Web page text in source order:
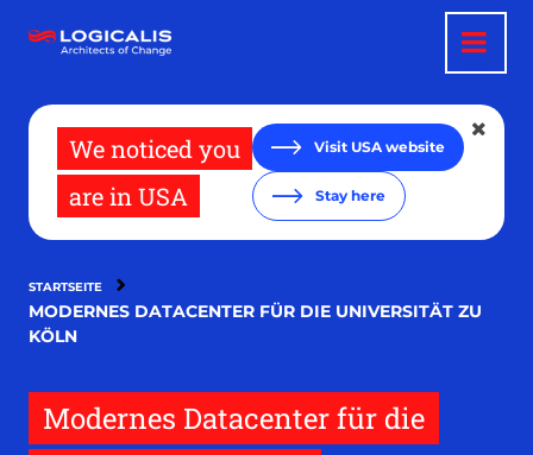
zum
Inhalt
We noticed you
are in USA
Visit USA website
Stay here
STARTSEITE
MODERNES DATACENTER FÜR DIE UNIVERSITÄT ZU
KÖLN
Modernes Datacenter für die